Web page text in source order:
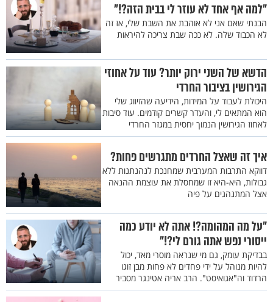
"למה אף אחד לא עוזר לי בבית הזה?!"
הבנתי שאם אני לא אוהבת את השבת שלי, אז זה
לא הכבוד שלה. לא ככה שבת צריכה להיראות
הדשא של השני ירוק יותר? עוד על אחוזי
הגירושין בציבור החרדי
היכולת לעבוד על המידות, הידיעה שהזיווג שלי
הוא המתאים לי, והעדר קשרים קודמים. עוד סיבות
לאחוז הגירושין הנמוך יחסית במגזר החרדי
איך זה שאצל החרדים מתגרשים פחות?
דווקא התרבות המערבית שמחנכת לנהנתנות ללא
גבולות, היא-היא זו שמחסלת את עוצמת ההנאה
אצל המתנהגים על פיה
"על מה המהומה?! אתה לא יודע כמה
ייסורי נפש אתה גורם לי?!"
בבדיקת עומק, גם מי שנראה מוסרי מאד, יכול
להיות מנוהל על ידי פחדים לא פחות מבן זוגו
הרדוד וה"אגואיסט". הרב אריה אטינגר מסביר